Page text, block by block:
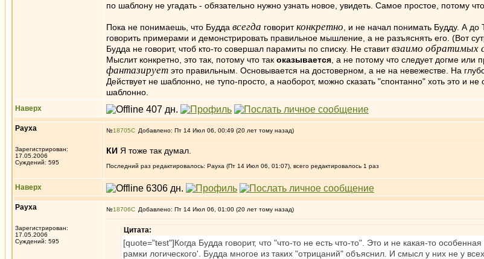
по шаблону не угадать - обязательно нужно узнать новое, увидеть. Самое простое, потому
Пока не понимаешь, что Будда всегда говоритконкретно , и не начал понимать Будду. А
говорить примерами и демонстрировать правильное мышление, а не разъяснять его. (Вот
Будда не говорит, чтоб кто-то совершал парамиты по списку. Не ставитвзаимо обратимых
Мыслит конкретно, это так, потому что так оказывается , а не потому что следует догме или
фантазирует это правильным. Основывается на достоверном, а не на невежестве. На
Действует не шаблонно, не тупо-просто, а наоборот, можно сказать "спонтанно" хоть это и
шаблонно.
Наверх
Рауха
Зарегистрирован:
17.05.2006
Суждений: 595
№18705 Добавлено: Пт 14 Июл 06, 00:49 (20 лет тому назад)
КИ Я тоже так думал.
Последний раз редактировалось: Рауха (Пт 14 Июл 06, 01:07), всего редактировалось 1 раз
Наверх
Рауха
Зарегистрирован:
17.05.2006
Суждений: 595
№18706 Добавлено: Пт 14 Июл 06, 01:00 (20 лет тому назад)
Цитата:
[quote="test"]Когда Будда говорит, что "что-то не есть что-то". Это и не какая-то
рамки логического'. Будда многое из таких "отрицаний" объяснил. И смысл у них не у